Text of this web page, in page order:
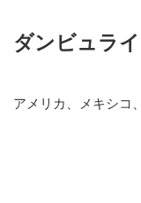
ダンビュラ
アメリカ、メキシコ